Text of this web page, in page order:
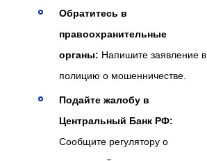
Обратитесь в
правоохранительные
органы: Напишите заявление в
полицию о мошенничестве.
Подайте жалобу в
Центральный Банк РФ:
Сообщите регулятору о